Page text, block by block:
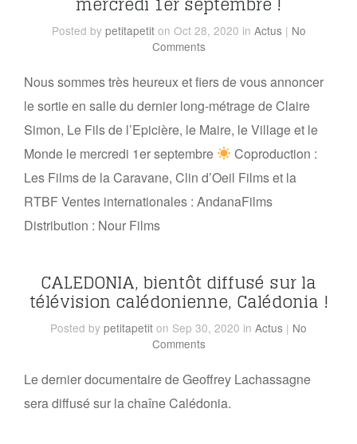
Posted by petitapetit on Oct 28, 2020 in Actus | No
Comments
Nous sommes très heureux et fiers de vous annoncer
le sortie en salle du dernier long-métrage de Claire
Simon, Le Fils de l’Epicière, le Maire, le Village et le
Monde le mercredi 1er septembre
Coproduction :
Les Films de la Caravane, Clin d’Oeil Films et la
RTBF Ventes internationales : AndanaFilms
Distribution : Nour Films
CALEDONIA, bientôt diffusé sur la
télévision calédonienne, Calédonia !
Posted by petitapetit on Sep 30, 2020 in Actus | No
Comments
Le dernier documentaire de Geoffrey Lachassagne
sera diffusé sur la chaîne Calédonia.